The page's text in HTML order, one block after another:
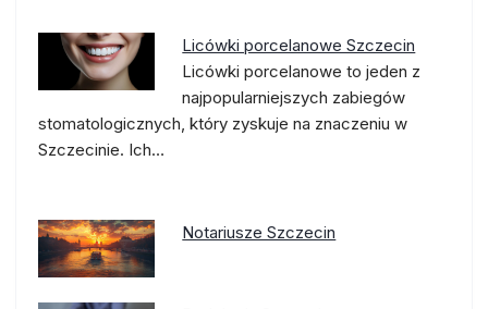
Licówki porcelanowe Szczecin
Licówki porcelanowe to jeden z
najpopularniejszych zabiegów
stomatologicznych, który zyskuje na znaczeniu w
Szczecinie. Ich…
Notariusze Szczecin